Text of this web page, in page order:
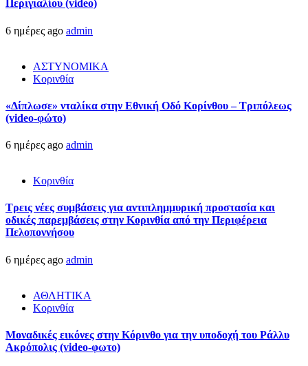
Περιγιαλίου (video)
6 ημέρες ago admin
ΑΣΤΥΝΟΜΙΚΑ
Κορινθία
«Δίπλωσε» νταλίκα στην Εθνική Oδό Κορίνθου – Τριπόλεως
(video-φώτο)
6 ημέρες ago admin
Κορινθία
Τρεις νέες συμβάσεις για αντιπλημμυρική προστασία και
οδικές παρεμβάσεις στην Κορινθία από την Περιφέρεια
Πελοποννήσου
6 ημέρες ago admin
ΑΘΛΗΤΙΚΑ
Κορινθία
Μοναδικές εικόνες στην Κόρινθο για την υποδοχή του Ράλλυ
Ακρόπολις (video-φωτο)